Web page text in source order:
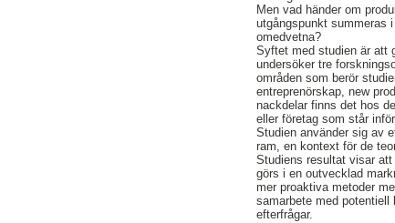
Men vad händer om
utgångspunkt summeras
omedvetna?
Syftet med studien är att
undersöker tre
områden som berör
entreprenörskap, new
nackdelar finns det hos
eller företag som står
Studien använder sig av
ram, en kontext för de
Studiens resultat visar
görs i en outvecklad
mer proaktiva metoder
samarbete med
efterfrågar.